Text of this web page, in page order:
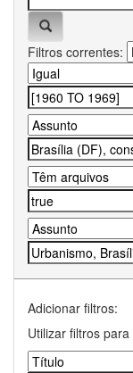
Filtros correntes:
Adicionar filtros:
Utilizar filtros